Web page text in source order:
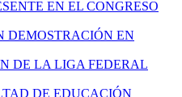
EN EL CONGRESO
DEMOSTRACIÓN EN
DE LA LIGA FEDERAL
DE EDUCACIÓN